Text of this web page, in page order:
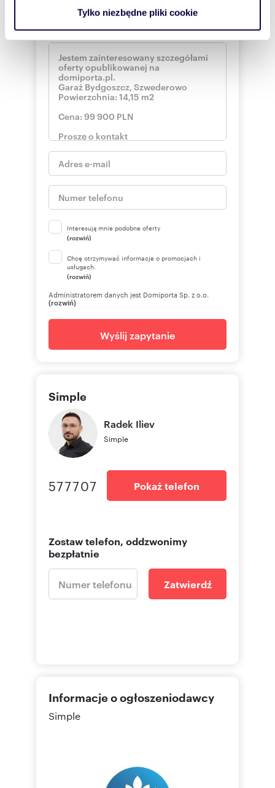
korzystasz z naszej witryny, udostępniamy partnerom
otrzymanymi od Ciebie lub uzyskanymi podczas
korzystania z ich usług.
Tylko niezbędne pliki cookie
Wyślij wiadomość
Interesują mnie podobne oferty
(rozwiń)
Chcę otrzymywać informacje o promocjach i
usługach.
(rozwiń)
Administratorem danych jest Domiporta Sp. z o.o.
(rozwiń)
Wyślij zapytanie
Simple
Radek Iliev
Simple
577707 Pokaż telefon
Zostaw telefon, oddzwonimy
bezpłatnie
Zatwierdź
Informacje o ogłoszeniodawcy
Simple